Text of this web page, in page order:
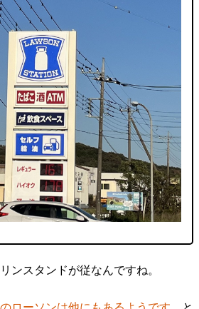
ンスタンドが従なんですね。